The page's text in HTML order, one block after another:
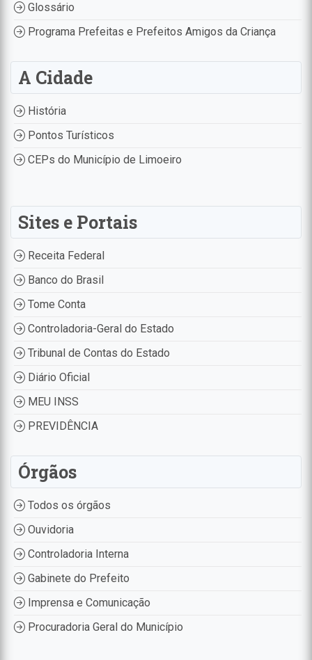
Glossário
Programa Prefeitas e Prefeitos Amigos da Criança
A Cidade
História
Pontos Turísticos
CEPs do Município de Limoeiro
Sites e Portais
Receita Federal
Banco do Brasil
Tome Conta
Controladoria-Geral do Estado
Tribunal de Contas do Estado
Diário Oficial
MEU INSS
PREVIDÊNCIA
Órgãos
Todos os órgãos
Ouvidoria
Controladoria Interna
Gabinete do Prefeito
Imprensa e Comunicação
Procuradoria Geral do Município